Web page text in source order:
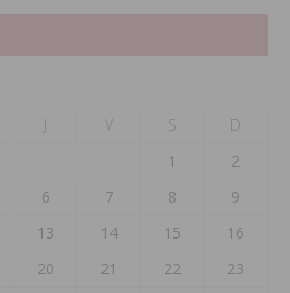
J V S
D
1
2
6 7 8
9
13 14 15
16
20 21 22
23